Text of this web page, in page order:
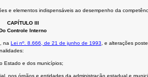
e elementos indispensáveis ao desempenho da
CAPÍTULO III
Do Controle Interno
, na Lei nº. 8.666, de 21 de junho de 1993, e alterações
Estado e dos municípios;